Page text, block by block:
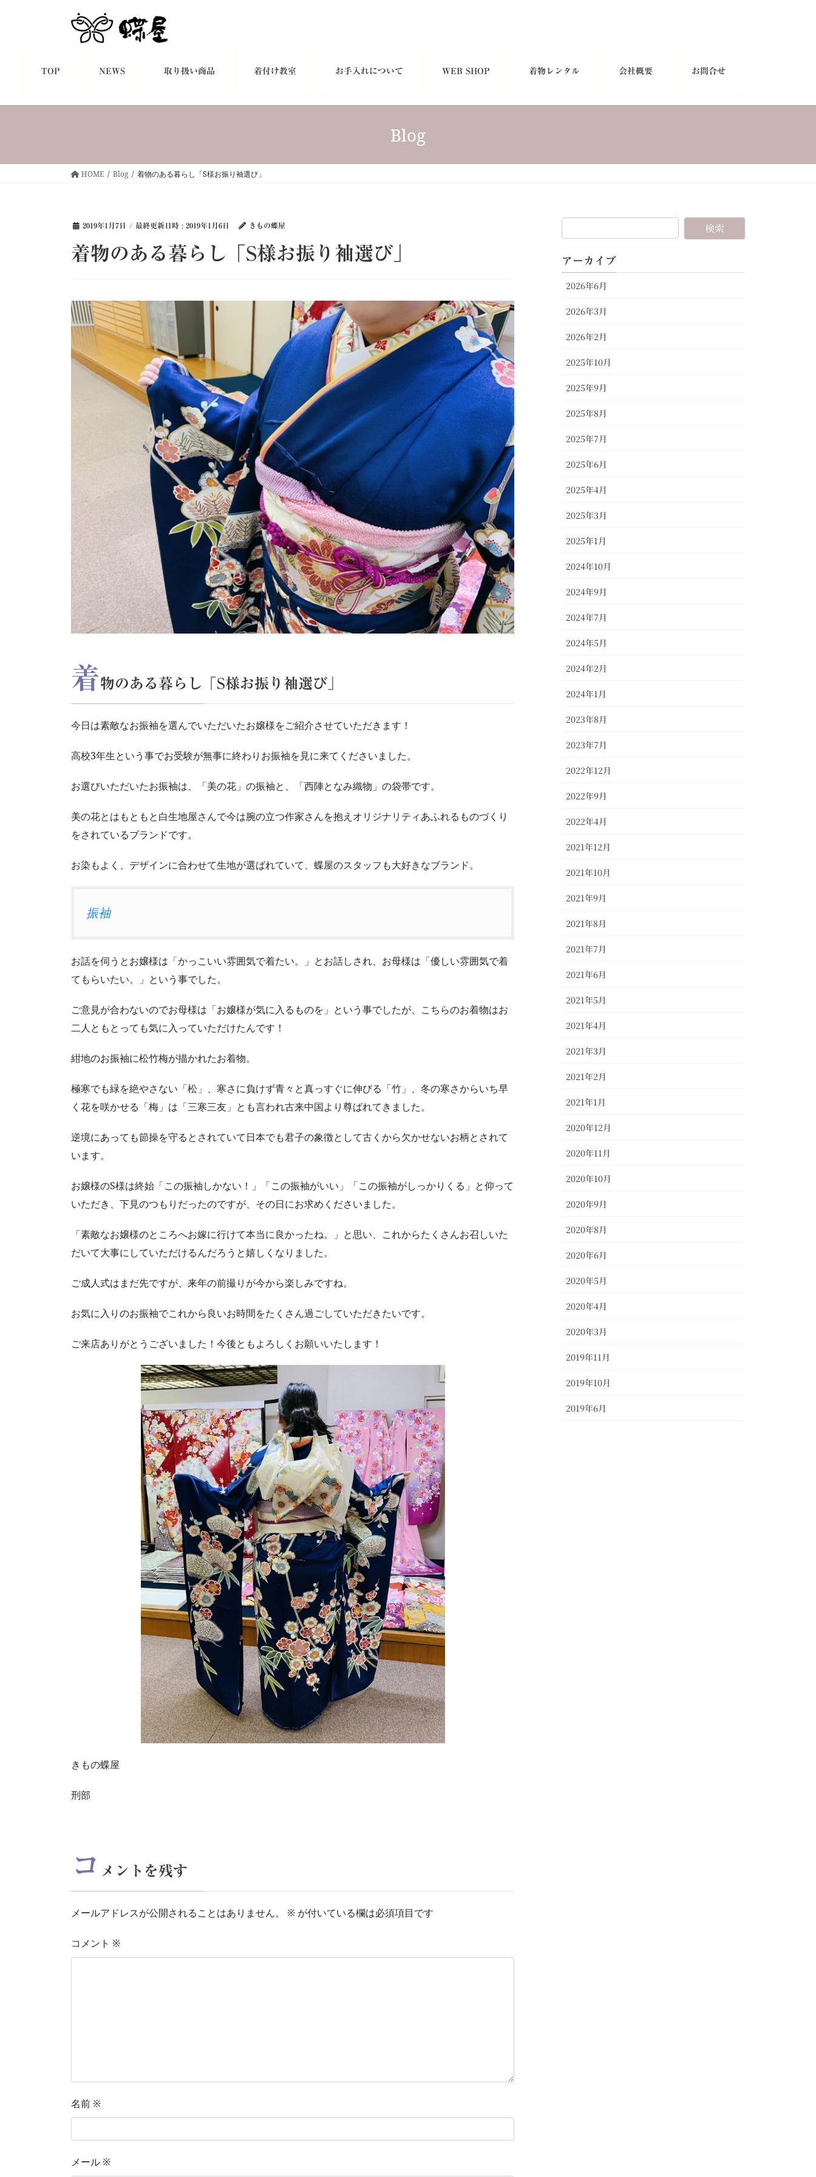
キ
に
TOP NEWS 取り扱い商品 着付け教室 お手入れについて WEB SHOP 着物レンタル 会社概要 お問合せ
Blog
HOME Blog 着物のある暮らし「S様お振り袖選び」
2019年1月7日 / 最終更新日時 : 2019年1月6日 きもの蝶屋
着物のある暮らし「S様お振り袖選び」
着物のある暮らし「S様お振り袖選び」
今日は素敵なお振袖を選んでいただいたお嬢様をご紹介させていただきます！
高校3年生という事でお受験が無事に終わりお振袖を見に来てくださいました。
お選びいただいたお振袖は、「美の花」の振袖と、「西陣となみ織物」の袋帯です。
美の花とはもともと白生地屋さんで今は腕の立つ作家さんを抱えオリジナリティあふれるものづくり
をされているブランドです。
お染もよく、デザインに合わせて生地が選ばれていて、蝶屋のスタッフも大好きなブランド。
振袖
お話を伺うとお嬢様は「かっこいい雰囲気で着たい。」とお話しされ、お母様は「優しい雰囲気で着
てもらいたい。」という事でした。
ご意見が合わないのでお母様は「お嬢様が気に入るものを」という事でしたが、こちらのお着物はお
二人ともとっても気に入っていただけたんです！
紺地のお振袖に松竹梅が描かれたお着物。
極寒でも緑を絶やさない「松」、寒さに負けず青々と真っすぐに伸びる「竹」、冬の寒さからいち早
く花を咲かせる「梅」は「三寒三友」とも言われ古来中国より尊ばれてきました。
逆境にあっても節操を守るとされていて日本でも君子の象徴として古くから欠かせないお柄とされて
います。
お嬢様のS様は終始「この振袖しかない！」「この振袖がいい」「この振袖がしっかりくる」と仰って
いただき、下見のつもりだったのですが、その日にお求めくださいました。
「素敵なお嬢様のところへお嫁に行けて本当に良かったね。」と思い、これからたくさんお召しいた
だいて大事にしていただけるんだろうと嬉しくなりました。
ご成人式はまだ先ですが、来年の前撮りが今から楽しみですね。
お気に入りのお振袖でこれから良いお時間をたくさん過ごしていただきたいです。
ご来店ありがとうございました！今後ともよろしくお願いいたします！
きもの蝶屋
刑部
コ メントを残す
メールアドレスが公開されることはありません。 ※ が付いている欄は必須項目です
コメント ※
名前 ※
メール ※
アーカイブ
2026年6月
2026年3月
2026年2月
2025年10月
2025年9月
2025年8月
2025年7月
2025年6月
2025年4月
2025年3月
2025年1月
2024年10月
2024年9月
2024年7月
2024年5月
2024年2月
2024年1月
2023年8月
2023年7月
2022年12月
2022年9月
2022年4月
2021年12月
2021年10月
2021年9月
2021年8月
2021年7月
2021年6月
2021年5月
2021年4月
2021年3月
2021年2月
2021年1月
2020年12月
2020年11月
2020年10月
2020年9月
2020年8月
2020年6月
2020年5月
2020年4月
2020年3月
2019年11月
2019年10月
2019年6月